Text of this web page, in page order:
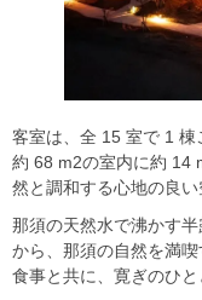
客室は、全 15 室で 1 棟
約 68 m2の室内に約 14
然と調和する心地の良い
那須の天然水で沸かす
から、那須の自然を満
食事と共に、寛ぎのひと